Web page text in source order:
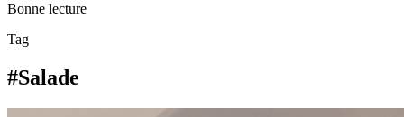
Bonne lecture
Tag
#Salade